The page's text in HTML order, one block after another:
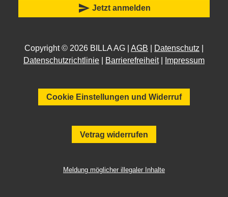
send Jetzt anmelden
Copyright © 2026 BILLA AG | AGB Datenschutz
Datenschutzrichtlinie
Barrierefreiheit| Impressum
Cookie Einstellungen und Widerruf
Vetrag widerrufen
Meldung möglicher illegaler Inhalte